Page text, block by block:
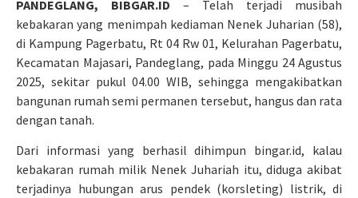
PANDEGLANG, BIBGAR.ID – Telah terjadi musibah
kebakaran yang menimpah kediaman Nenek Juharian (58),
di Kampung Pagerbatu, Rt 04 Rw 01, Kelurahan Pagerbatu,
Kecamatan Majasari, Pandeglang, pada Minggu 24 Agustus
2025, sekitar pukul 04.00 WIB, sehingga mengakibatkan
bangunan rumah semi permanen tersebut, hangus dan rata
dengan tanah.
Dari informasi yang berhasil dihimpun bingar.id, kalau
kebakaran rumah milik Nenek Juhariah itu, diduga akibat
terjadinya hubungan arus pendek (korsleting) listrik, di